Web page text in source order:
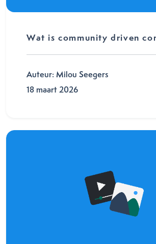
Wat is community driven
Auteur: Milou Seegers
18 maart 2026